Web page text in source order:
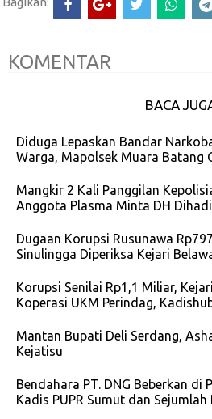
KOMENTAR
BACA
Diduga Lepaskan Bandar
Warga, Mapolsek Muara Batang
Mangkir 2 Kali Panggilan
Anggota Plasma Minta DH
Dugaan Korupsi Rusunawa
Sinulingga Diperiksa Kejari
Korupsi Senilai Rp1,1 Miliar,
Koperasi UKM Perindag,
Mantan Bupati Deli Serdang,
Kejatisu
Bendahara PT. DNG Beberkan di
Kadis PUPR Sumut dan